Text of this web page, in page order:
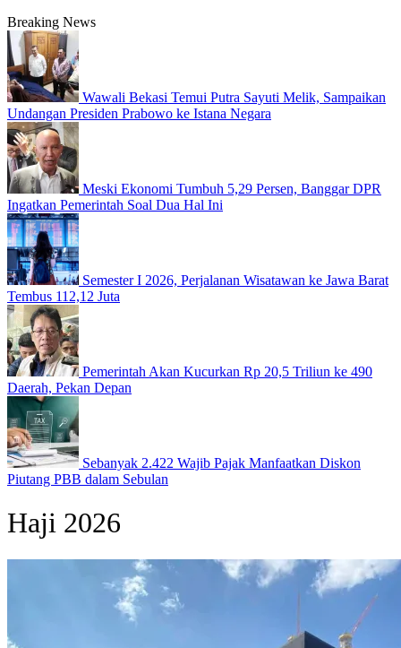
Breaking News
Wawali Bekasi Temui Putra Sayuti Melik, Sampaikan
Undangan Presiden Prabowo ke Istana Negara
Meski Ekonomi Tumbuh 5,29 Persen, Banggar DPR
Ingatkan Pemerintah Soal Dua Hal Ini
Semester I 2026, Perjalanan Wisatawan ke Jawa Barat
Tembus 112,12 Juta
Pemerintah Akan Kucurkan Rp 20,5 Triliun ke 490
Daerah, Pekan Depan
Sebanyak 2.422 Wajib Pajak Manfaatkan Diskon
Piutang PBB dalam Sebulan
Haji 2026